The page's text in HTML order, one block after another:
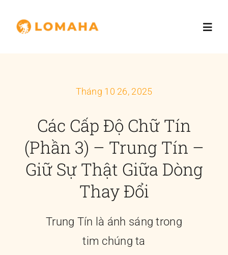
Nhà đầu tư
Tháng 10 26, 2025
Các Cấp Độ Chữ Tín
(Phần 3) – Trung Tín –
Giữ Sự Thật Giữa Dòng
Thay Đổi
Trung Tín là ánh sáng trong
tim chúng ta